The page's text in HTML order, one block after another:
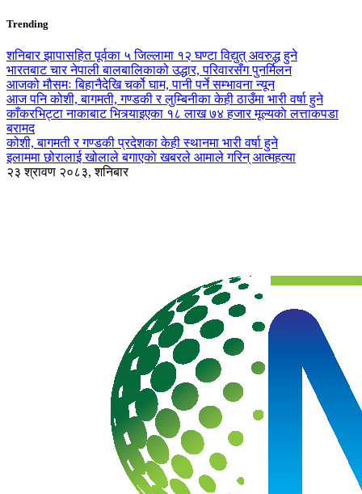
Trending
शनिबार झापासहित पूर्वका ५ जिल्लामा १२ घण्टा विद्युत् अवरुद्ध हुने
भारतबाट चार नेपाली बालबालिकाको उद्धार, परिवारसँग पुनर्मिलन
आजको मौसमः बिहानैदेखि चर्को घाम, पानी पर्ने सम्भावना न्यून
आज पनि कोशी, बागमती, गण्डकी र लुम्बिनीका केही ठाउँमा भारी वर्षा हुने
काँकरभिट्टा नाकाबाट भित्र्याइएका १८ लाख ७४ हजार मूल्यकाे लत्ताकपडा
बरामद
कोशी, बागमती र गण्डकी प्रदेशका केही स्थानमा भारी वर्षा हुने
इलाममा छोरालाई खोलाले बगाएकाे खबरले आमाले गरिन् आत्महत्या
२३ श्रावण २०८३, शनिबार